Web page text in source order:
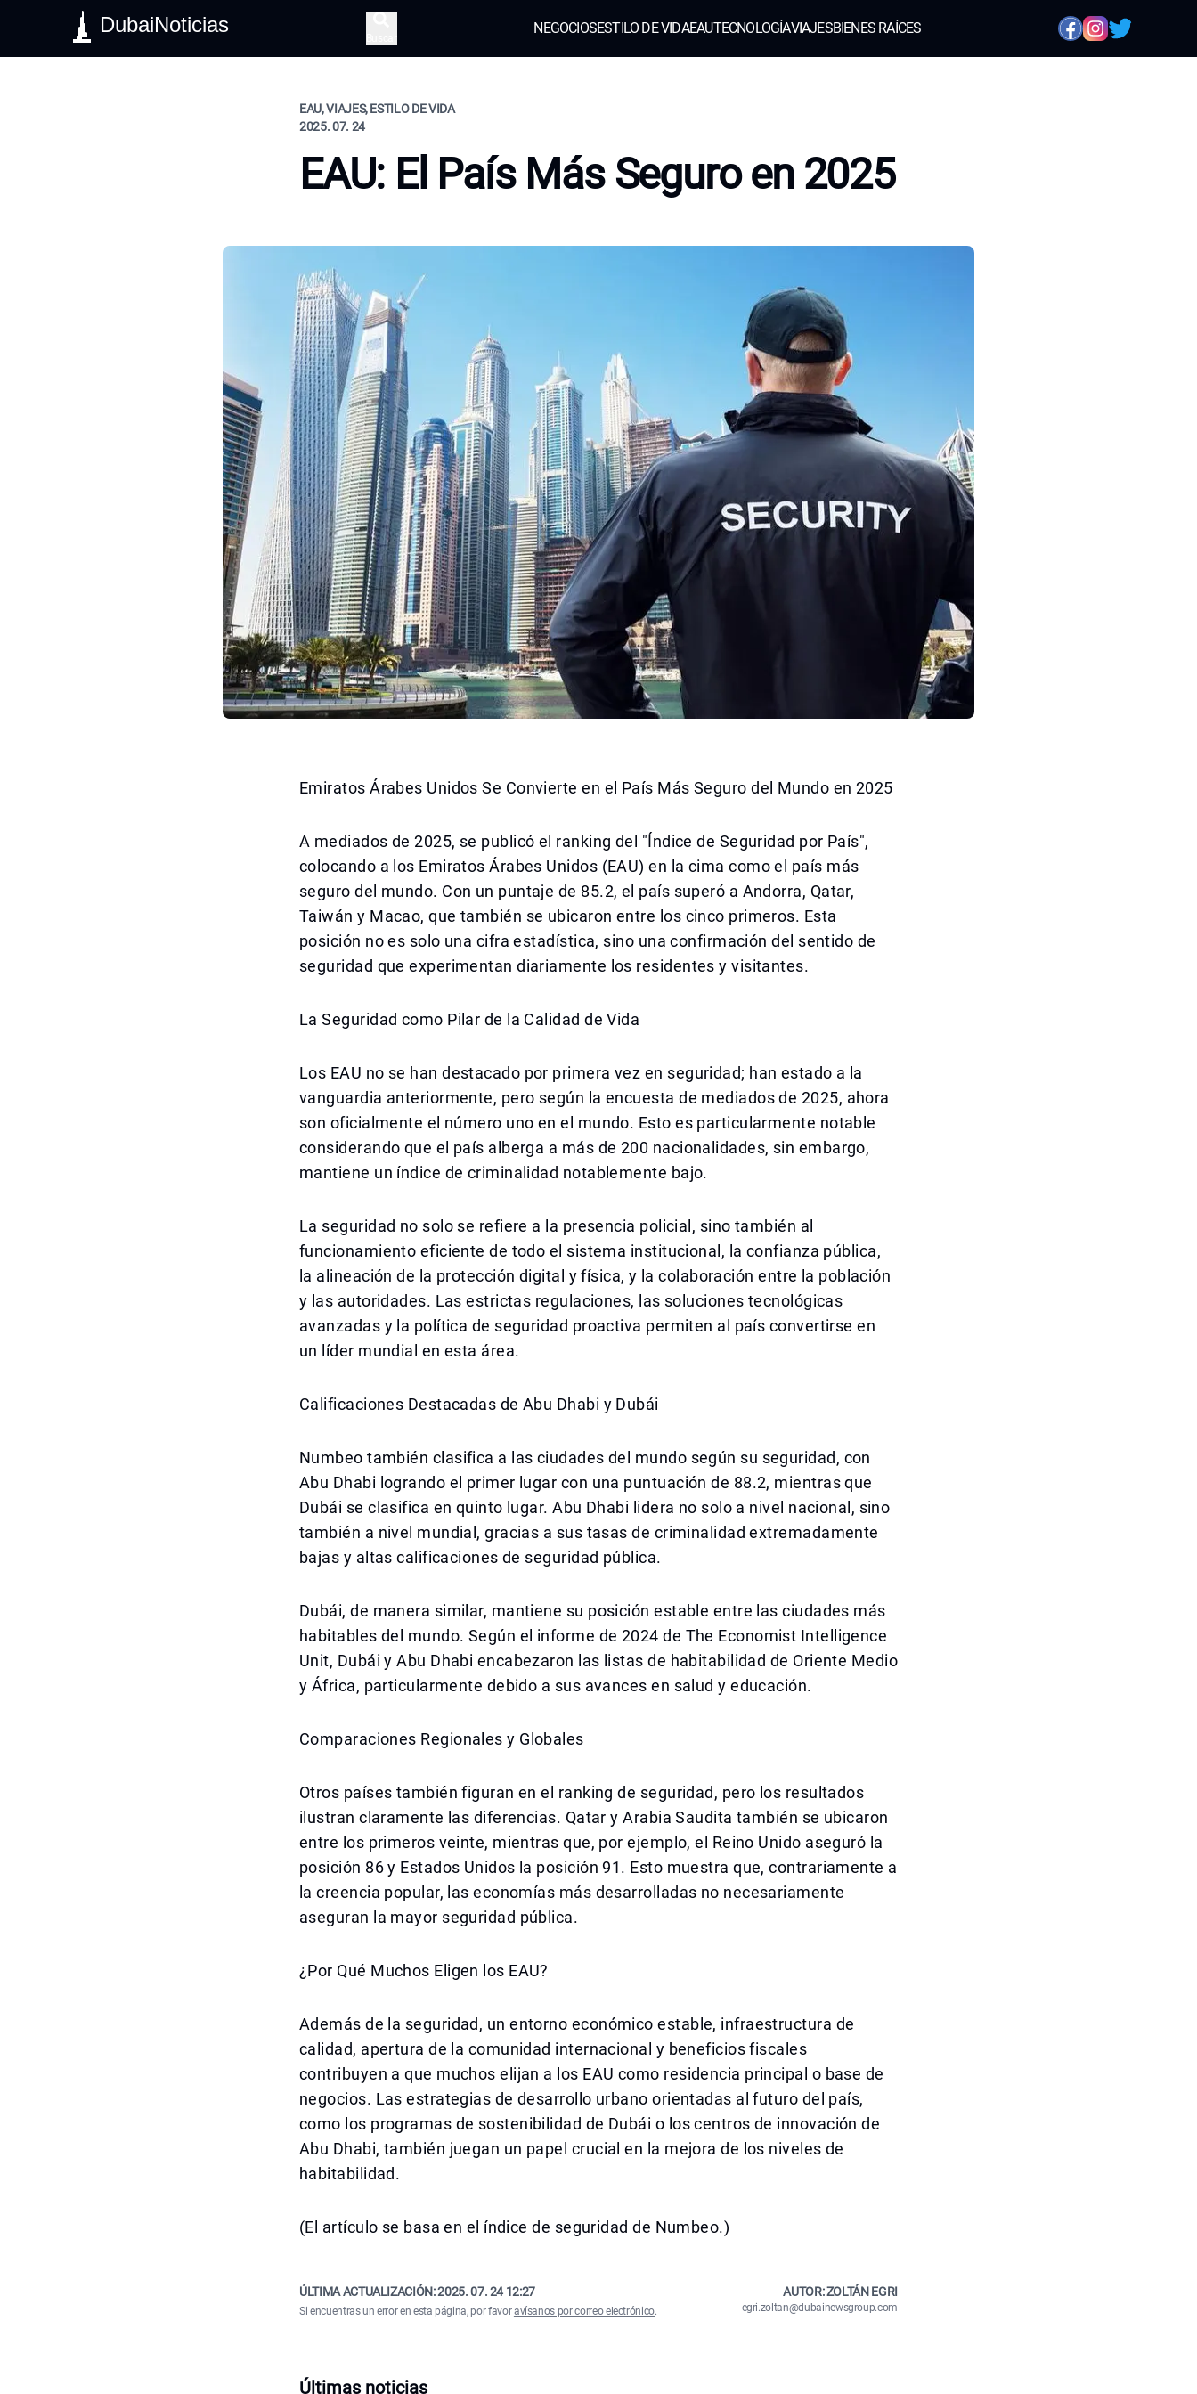
DubaiNoticias NEGOCIOSESTILO DE VIDAEAUTECNOLOGÍAVIAJESBIENES RAÍCES
EAU, VIAJES, ESTILO DE VIDA
2025. 07. 24
EAU: El País Más Seguro en 2025
Emiratos Árabes Unidos Se Convierte en el País Más Seguro del Mundo en 2025
A mediados de 2025, se publicó el ranking del "Índice de Seguridad por País",
colocando a los Emiratos Árabes Unidos (EAU) en la cima como el país más
seguro del mundo. Con un puntaje de 85.2, el país superó a Andorra, Qatar,
Taiwán y Macao, que también se ubicaron entre los cinco primeros. Esta
posición no es solo una cifra estadística, sino una confirmación del sentido de
seguridad que experimentan diariamente los residentes y visitantes.
La Seguridad como Pilar de la Calidad de Vida
Los EAU no se han destacado por primera vez en seguridad; han estado a la
vanguardia anteriormente, pero según la encuesta de mediados de 2025, ahora
son oficialmente el número uno en el mundo. Esto es particularmente notable
considerando que el país alberga a más de 200 nacionalidades, sin embargo,
mantiene un índice de criminalidad notablemente bajo.
La seguridad no solo se refiere a la presencia policial, sino también al
funcionamiento eficiente de todo el sistema institucional, la confianza pública,
la alineación de la protección digital y física, y la colaboración entre la población
y las autoridades. Las estrictas regulaciones, las soluciones tecnológicas
avanzadas y la política de seguridad proactiva permiten al país convertirse en
un líder mundial en esta área.
Calificaciones Destacadas de Abu Dhabi y Dubái
Numbeo también clasifica a las ciudades del mundo según su seguridad, con
Abu Dhabi logrando el primer lugar con una puntuación de 88.2, mientras que
Dubái se clasifica en quinto lugar. Abu Dhabi lidera no solo a nivel nacional, sino
también a nivel mundial, gracias a sus tasas de criminalidad extremadamente
bajas y altas calificaciones de seguridad pública.
Dubái, de manera similar, mantiene su posición estable entre las ciudades más
habitables del mundo. Según el informe de 2024 de The Economist Intelligence
Unit, Dubái y Abu Dhabi encabezaron las listas de habitabilidad de Oriente Medio
y África, particularmente debido a sus avances en salud y educación.
Comparaciones Regionales y Globales
Otros países también figuran en el ranking de seguridad, pero los resultados
ilustran claramente las diferencias. Qatar y Arabia Saudita también se ubicaron
entre los primeros veinte, mientras que, por ejemplo, el Reino Unido aseguró la
posición 86 y Estados Unidos la posición 91. Esto muestra que, contrariamente a
la creencia popular, las economías más desarrolladas no necesariamente
aseguran la mayor seguridad pública.
¿Por Qué Muchos Eligen los EAU?
Además de la seguridad, un entorno económico estable, infraestructura de
calidad, apertura de la comunidad internacional y beneficios fiscales
contribuyen a que muchos elijan a los EAU como residencia principal o base de
negocios. Las estrategias de desarrollo urbano orientadas al futuro del país,
como los programas de sostenibilidad de Dubái o los centros de innovación de
Abu Dhabi, también juegan un papel crucial en la mejora de los niveles de
habitabilidad.
(El artículo se basa en el índice de seguridad de Numbeo.)
ÚLTIMA ACTUALIZACIÓN:2025. 07. 24 12:27
Si encuentras un error en esta página, por favoravísanos por correo electrónico.
AUTOR: ZOLTÁN EGRI
egri.zoltan@dubainewsgroup.com
Últimas noticias